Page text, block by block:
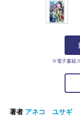
※電子書籍
著者 アネコ ユサギ